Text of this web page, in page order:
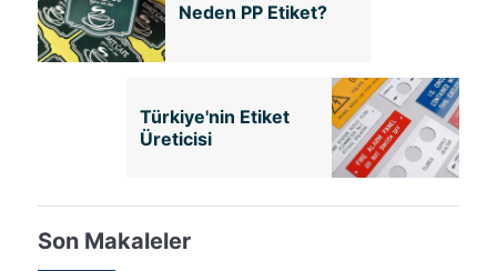
Neden PP Etiket?
Türkiye'nin Etiket
Üreticisi
Son Makaleler